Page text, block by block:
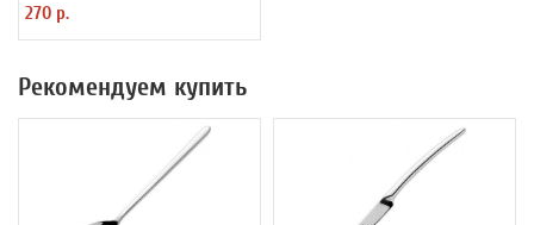
270 р.
Рекомендуем купить